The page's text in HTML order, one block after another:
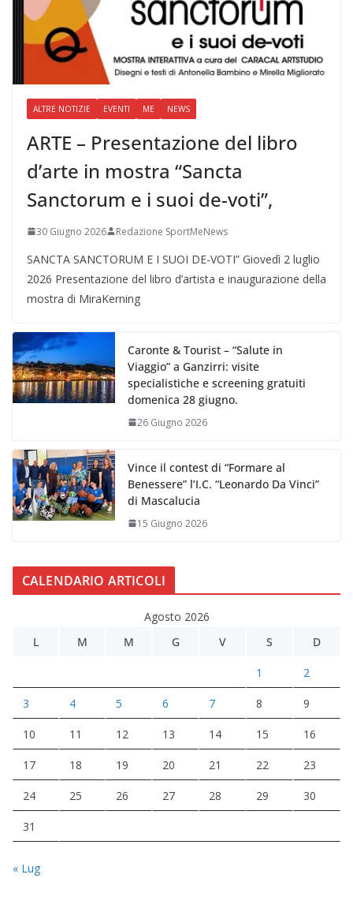
ALTRE NOTIZIE EVENTI ME NEWS
ARTE – Presentazione del libro
d’arte in mostra “Sancta
Sanctorum e i suoi de-voti”,
30 Giugno 2026 Redazione SportMeNews
SANCTA SANCTORUM E I SUOI DE-VOTI” Giovedì 2 luglio
2026 Presentazione del libro d’artista e inaugurazione della
mostra di MiraKerning
Caronte & Tourist – “Salute in
Viaggio” a Ganzirri: visite
specialistiche e screening gratuiti
domenica 28 giugno.
26 Giugno 2026
Vince il contest di “Formare al
Benessere” l’I.C. “Leonardo Da Vinci”
di Mascalucia
15 Giugno 2026
CALENDARIO ARTICOLI
Agosto 2026
L
M M G V S D
1 2
3 4 5 6 7 8 9
10 11 12 13 14 15 16
17 18 19 20 21 22 23
24 25 26 27 28 29 30
31
« Lug